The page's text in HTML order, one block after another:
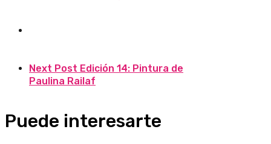
Next Post Edición 14: Pintura de
Paulina Railaf
Puede interesarte